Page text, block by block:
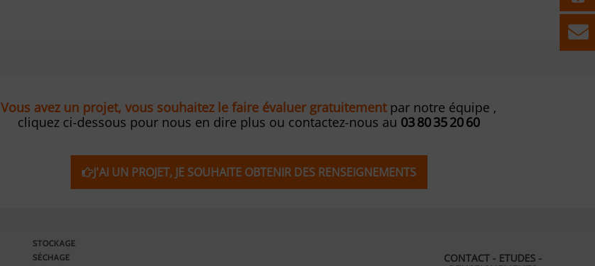
Vous avez un projet, vous souhaitez le faire évaluer gratuitementpar notre équipe ,
cliquez ci-dessous pour nous en dire plus ou contactez-nous au 03 80 35 20 60
J'AI UN PROJET, JE SOUHAITE OBTENIR DES RENSEIGNEMENTS
STOCKAGE
SÉCHAGE
CONTACT - ETUDES -